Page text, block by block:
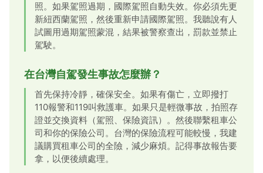
照。如果駕照過期，國際駕照自動失效。你必須先更
新紐西蘭駕照，然後重新申請國際駕照。我聽說有人
試圖用過期駕照蒙混，結果被警察查出，罰款並禁止
駕駛。
在台灣自駕發生事故怎麼辦？
首先保持冷靜，確保安全。如果有傷亡，立即撥打
110報警和119叫救護車。如果只是輕微事故，拍照存
證並交換資料（駕照、保險資訊）。然後聯繫租車公
司和你的保險公司。台灣的保險流程可能較慢，我建
議購買租車公司的全險，減少麻煩。記得事故報告要
拿，以便後續處理。